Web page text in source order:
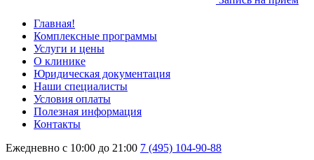
Главная!
Комплексные программы
Услуги и цены
О клинике
Юридическая документация
Наши специалисты
Условия оплаты
Полезная информация
Контакты
Ежедневно с 10:00 до 21:00 7 (495) 104-90-88